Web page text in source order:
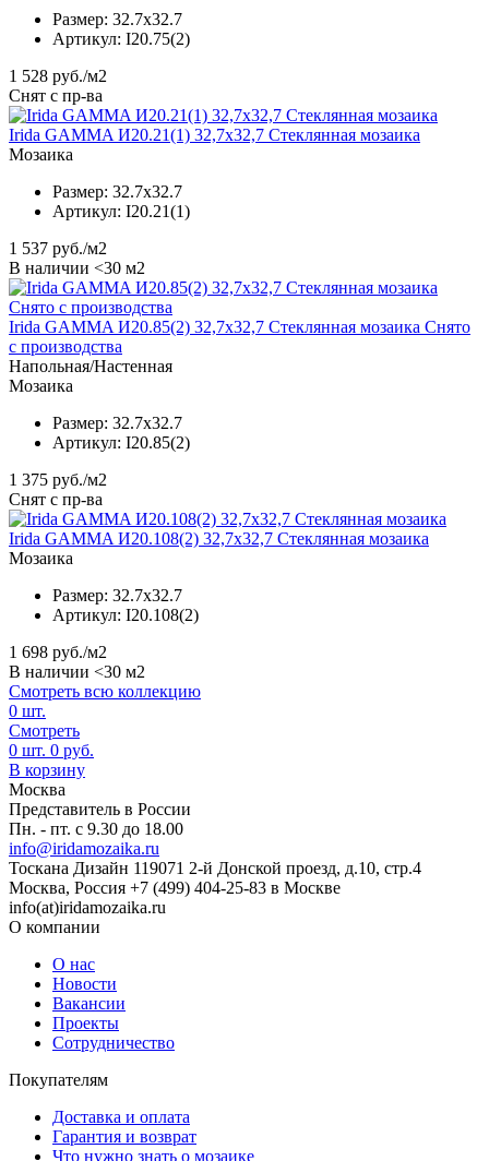
Размер: 32.7x32.7
Артикул: I20.75(2)
1 528 руб./м2
Снят с пр-ва
Irida GAMMA И20.21(1) 32,7x32,7 Стеклянная мозаика
Мозаика
Размер: 32.7x32.7
Артикул: I20.21(1)
1 537 руб./м2
В наличии <30 м2
Irida GAMMA И20.85(2) 32,7x32,7 Стеклянная мозаика Снято
с производства
Напольная/Настенная
Мозаика
Размер: 32.7x32.7
Артикул: I20.85(2)
1 375 руб./м2
Снят с пр-ва
Irida GAMMA И20.108(2) 32,7x32,7 Стеклянная мозаика
Мозаика
Размер: 32.7x32.7
Артикул: I20.108(2)
1 698 руб./м2
В наличии <30 м2
Смотреть всю коллекцию
0 шт.
Смотреть
0 шт. 0 руб.
В корзину
Москва
Представитель в России
Пн. - пт. с 9.30 до 18.00
info@iridamozaika.ru
Тоскана Дизайн 119071 2-й Донской проезд, д.10, стр.4
Москва, Россия +7 (499) 404-25-83 в Москве
info(at)iridamozaika.ru
О компании
О нас
Новости
Вакансии
Проекты
Сотрудничество
Покупателям
Доставка и оплата
Гарантия и возврат
Что нужно знать о мозаике